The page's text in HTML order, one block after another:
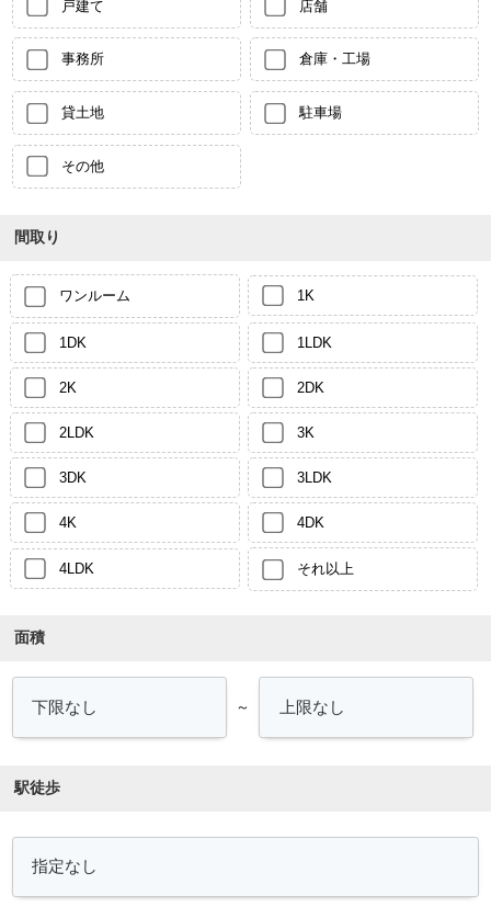
戸建て 店舗
事務所 倉庫・工場
貸土地 駐車場
その他
間取り
ワンルーム 1K
1DK 1LDK
2K 2DK
2LDK 3K
3DK 3LDK
4K 4DK
4LDK それ以上
面積
～
駅徒歩